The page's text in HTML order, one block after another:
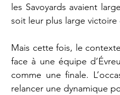
les Savoyards avaient
soit leur plus large victoire
Mais cette fois, le
face à une équipe
comme une finale.
relancer une dynamique